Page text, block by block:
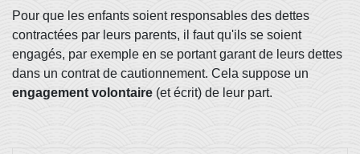
Pour que les enfants soient responsables des dettes
contractées par leurs parents, il faut qu'ils se soient
engagés, par exemple en se portant garant de leurs dettes
dans un contrat de cautionnement. Cela suppose un
engagement volontaire (et écrit) de leur part.